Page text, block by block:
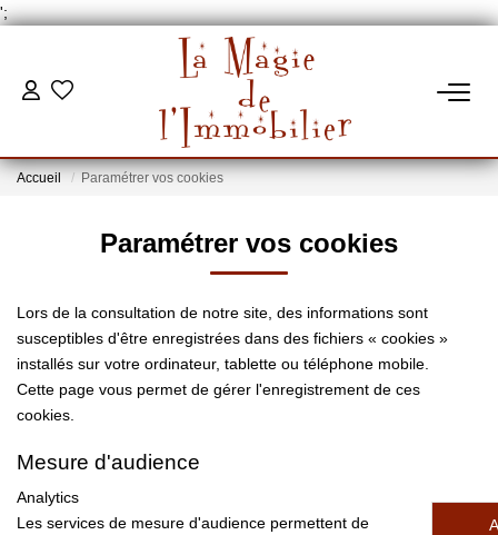
';
VENTES
MON BUREAU
CONTACT
Accueil Paramétrer vos cookies
Paramétrer vos cookies
Lors de la consultation de notre site, des informations sont
susceptibles d'être enregistrées dans des fichiers « cookies »
installés sur votre ordinateur, tablette ou téléphone mobile.
Cette page vous permet de gérer l'enregistrement de ces
cookies.
Mesure d'audience
Analytics
Les services de mesure d'audience permettent de